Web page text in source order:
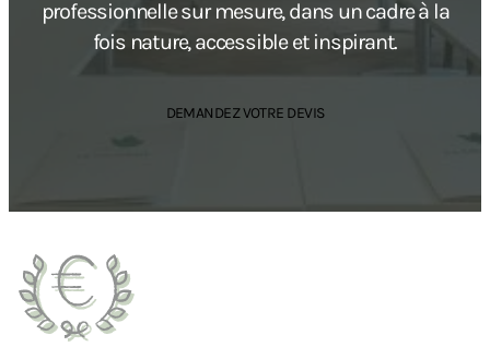
professionnelle sur mesure, dans un cadre à la
fois nature, accessible et inspirant.
DEMANDEZ VOTRE DEVIS